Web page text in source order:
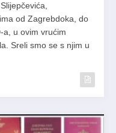
od Zagrebdoka, do
a, u ovim vrućim
Sreli smo se s njim u